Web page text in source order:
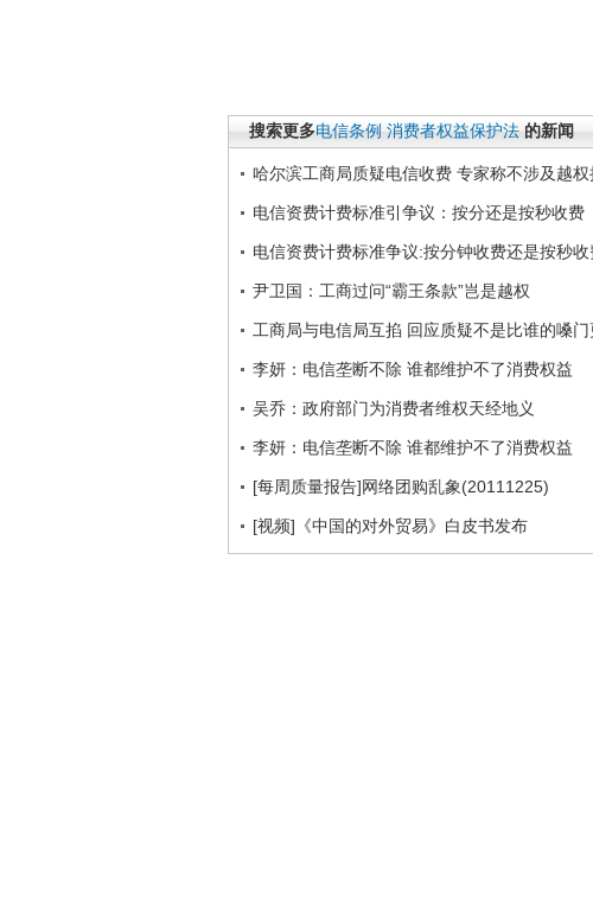
搜索更多电信条例 消费者权益保护法 的新闻
哈尔滨工商局质疑电信收费 专家称不涉及越权
电信资费计费标准引争议：按分还是按秒收费
电信资费计费标准争议:按分钟收费还是按秒收
尹卫国：工商过问“霸王条款”岂是越权
工商局与电信局互掐 回应质疑不是比谁的嗓门
李妍：电信垄断不除 谁都维护不了消费权益
吴乔：政府部门为消费者维权天经地义
李妍：电信垄断不除 谁都维护不了消费权益
[每周质量报告]网络团购乱象(20111225)
[视频]《中国的对外贸易》白皮书发布